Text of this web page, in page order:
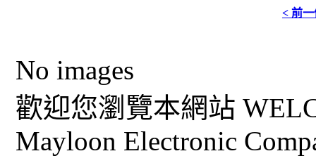
< 前一
No images
歡迎您瀏覽本網站
Mayloon Electronic